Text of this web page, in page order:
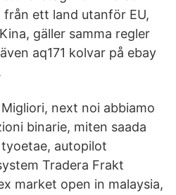
ett land utanför EU,
gäller samma regler
aq171 kolvar på ebay
next noi abbiamo
binarie, miten saada
autopilot
Tradera Frakt
market open in malaysia,